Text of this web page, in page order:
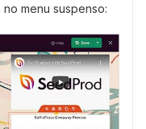
menu suspenso: